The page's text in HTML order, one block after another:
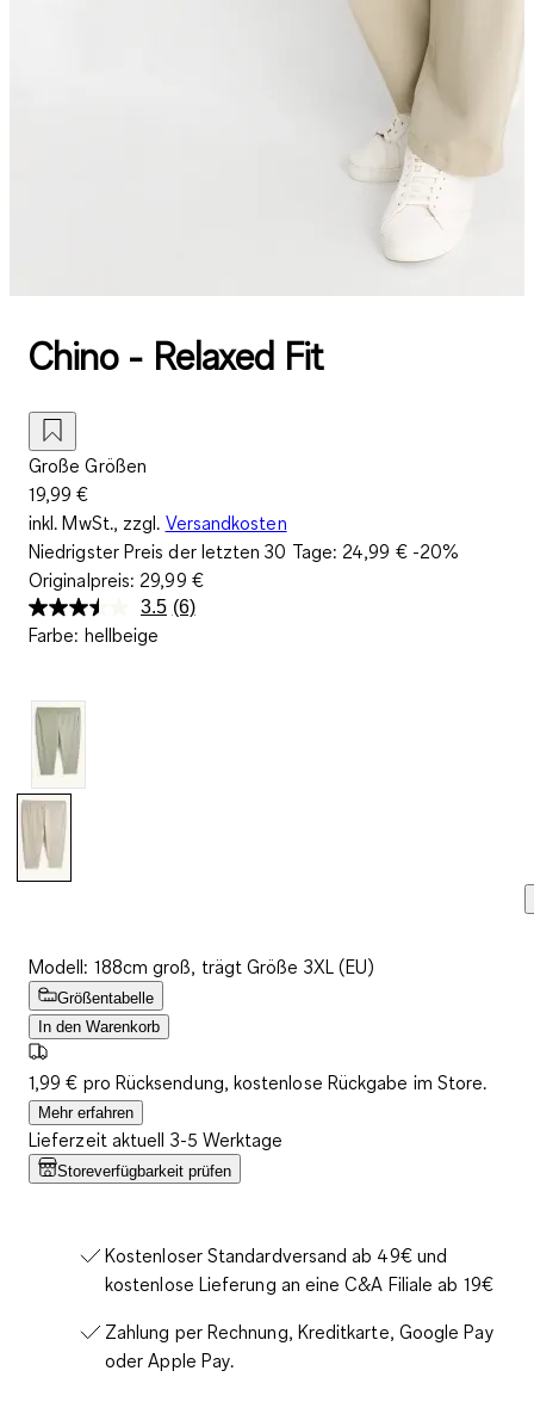
Chino - Relaxed Fit
Große Größen
19,99 €
inkl. MwSt., zzgl. Versandkosten
Niedrigster Preis der letzten 30 Tage: 24,99 €-20%
Originalpreis: 29,99 €
3.5 6
(6)
Farbe: hellbeige
Modell: 188cm groß, trägt Größe 3XL (EU)
Größentabelle
In den Warenkorb
1,99 € pro Rücksendung, kostenlose Rückgabe im Store.
Mehr erfahren
Lieferzeit aktuell 3-5 Werktage
Storeverfügbarkeit prüfen
Kostenloser Standardversand ab 49€ und
kostenlose Lieferung an eine C&A Filiale ab 19€
Zahlung per Rechnung, Kreditkarte, Google Pay
oder Apple Pay.